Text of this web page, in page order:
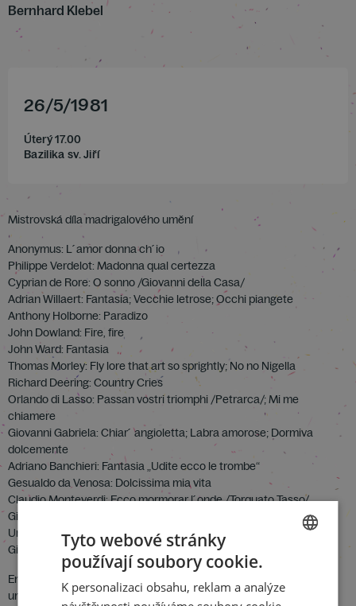
Bernhard Klebel
26/5/1981
Úterý 17.00
Bazilika sv. Jiří
Mistrovská díla madrigalového umění
Anonymus: L´amor donna ch´io
Philippe Verdelot: Madonna qual certezza
Cyprian de Rore: O sonno /Giovanni della Casa/
Adrian Willaert: Fantasia; Vecchie letrose; Occhi piangete
Anthony Holborne: Paradizo
John Dowland: Fire, fire
John Ward: Fantasia
Thomas Morley: Fly lore that art so sprightly; No no Nigella
Richard Deering: Country Cries
Orlando di Lasso: Passan vostri triomphi /Petrarca/; Mi me
chiamere
Giovanni Gabriela: Chiar´ angioletta; Labra amorose; Dormiva
dolcemente
Adriano Banchieri: Fantasia „Udite ecco le trombe“
Gesualdo da Venosa: Dolcissima mia vita
Claudio Monteverdi: Ecco mormorar l´onde /Torquato Tasso/
Giorgio Mainerio: Passemezzo – Saltarello; Baloo milanese;
Ungaresca; Schiarazula – Marazula
Giovanni Gastoldi: Lo schernito
Ensemble Musica antiqua Wien
uměl. ved. Bernhard Klebel
ENGLISH
Tyto webové stránky
používají soubory cookie.
K personalizaci obsahu, reklam a analýze